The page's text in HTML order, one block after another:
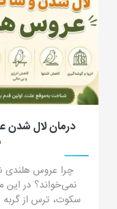
جرب گوش
و
جرب گوش گربه
جرب گوش (ترشحات
خطرات درمان